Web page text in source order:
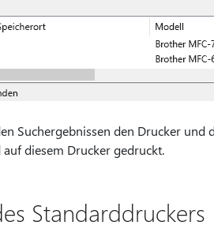
Suchergebnissen den Drucker und
diesem Drucker gedruckt.
Standarddruckers